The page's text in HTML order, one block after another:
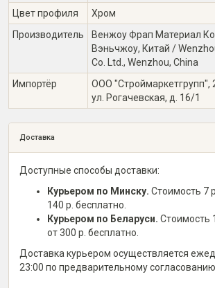
Цвет профиля
Хром
Производитель
Венжоу Фрап Материал
Вэньчжоу, Китай /
Co. Ltd., Wenzhou, China
Импортёр
ООО "Строймаркетгрупп",
ул. Рогачевская, д. 16/1
Доставка
Доступные способы доставки:
Курьером по Минску. Стоимость 7
140 р. бесплатно.
Курьером по Беларуси. Стоимость
от 300 р. бесплатно.
Доставка курьером осуществляется
23:00 по предварительному